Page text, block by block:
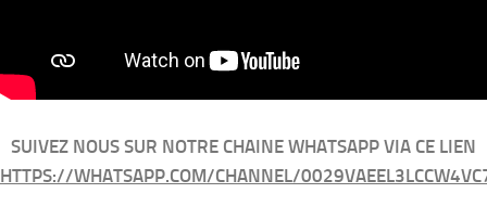
SUIVEZ NOUS SUR NOTRE CHAINE WHATSAPP VIA CE LIEN
HTTPS://WHATSAPP.COM/CHANNEL/